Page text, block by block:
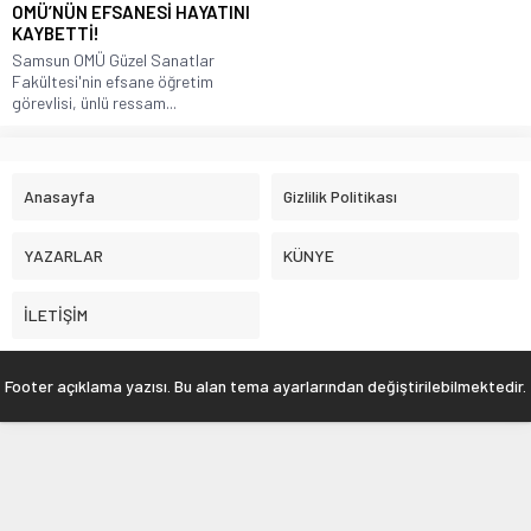
OMÜ’NÜN EFSANESİ HAYATINI
KAYBETTİ!
Samsun OMÜ Güzel Sanatlar
Fakültesi'nin efsane öğretim
görevlisi, ünlü ressam...
Anasayfa Gizlilik Politikası
YAZARLAR KÜNYE
İLETİŞİM
Footer açıklama yazısı. Bu alan tema ayarlarından değiştirilebilmektedir.